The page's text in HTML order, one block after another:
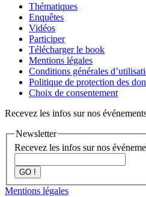
Thématiques
Enquêtes
Vidéos
Participer
Télécharger le book
Mentions légales
Conditions générales
Politique de protection des
Choix de consentement
Recevez les infos sur nos
Newsletter
Recevez les infos sur nos
GO !
Mentions légales